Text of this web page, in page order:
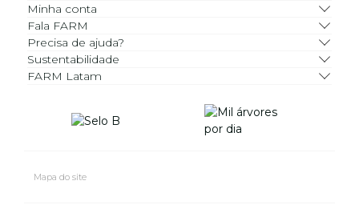
Minha conta
Fala FARM
Precisa de ajuda?
Sustentabilidade
FARM Latam
Mapa do site